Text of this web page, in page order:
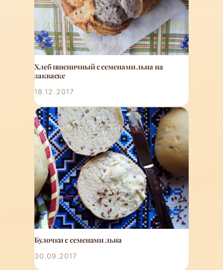
Хлеб пшеничный с семенами льна на
закваске
18.12.2017
Булочки с семенами льна
30.09.2017